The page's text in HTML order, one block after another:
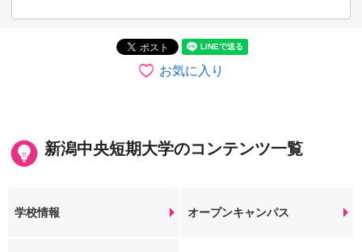
お気に入り
新潟中央短期大学のコンテンツ一覧
学校情報 オープンキャンパス